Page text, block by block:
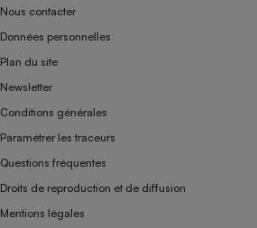
Nous contacter
Données personnelles
Plan du site
Newsletter
Conditions générales
Paramétrer les traceurs
Questions fréquentes
Droits de reproduction et de diffusion
Mentions légales